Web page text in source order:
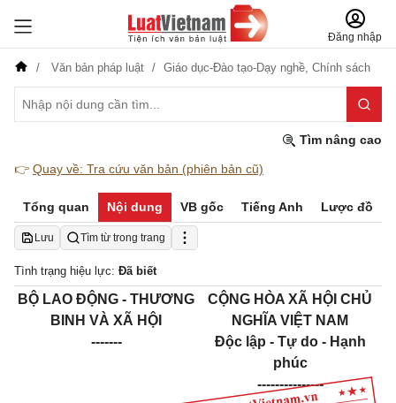
Đăng nhập
Văn bản pháp luật Giáo dục-Đào tạo-Dạy nghề, Chính sách
Tìm nâng cao
👉 Quay về: Tra cứu văn bản (phiên bản cũ)
Tổng quan Nội dung VB gốc Tiếng Anh Lược đồ
Lưu Tìm từ trong trang
Tình trạng hiệu lực: Đã biết
BỘ LAO ĐỘNG - THƯƠNG
BINH VÀ XÃ HỘI
-------
CỘNG HÒA XÃ HỘI CHỦ
NGHĨA VIỆT NAM
Độc lập - Tự do - Hạnh
phúc
---------------